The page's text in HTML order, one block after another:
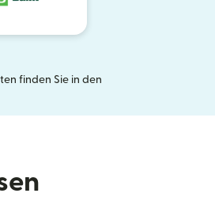
finden Sie in den